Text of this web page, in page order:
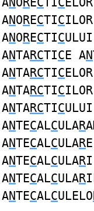
ANORECTIC
ANORECTIC
ANTARCTICE AN
ANTARCTIC
ANTARCTIC
ANTARCTIC
ANTECALCULAR
ANTECALCULAR
ANTECALCULARI
ANTECALCULAR
ANTECALCULELO